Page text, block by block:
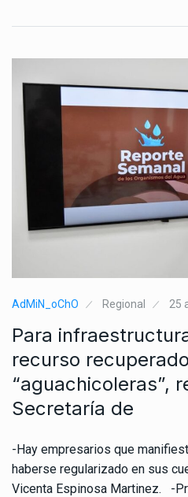
AdMiN_oChO Regional 25
Para
recurso
“aguachicoleras”,
Secretaría de
-Hay empresarios que
haberse regularizado en sus
Vicenta Espinosa Martinez. -